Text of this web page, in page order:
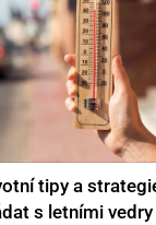
tipy a
s letními vedry